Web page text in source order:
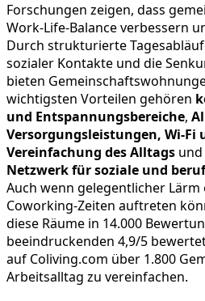
Forschungen zeigen, dass
Work-Life-Balance verbessern
Durch strukturierte
sozialer Kontakte und die
bieten
wichtigsten Vorteilen gehören
und Entspannungsbereiche,
Versorgungsleistungen, Wi-Fi
Vereinfachung des Alltags und
Netzwerk für soziale und
Auch wenn gelegentlicher
Coworking-Zeiten auftreten
diese Räume in 14.000
beeindruckenden 4,9/5
auf Coliving.com über 1.800
Arbeitsalltag zu vereinfachen.